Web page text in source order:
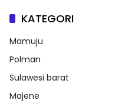
KATEGORI
Mamuju
Polman
Sulawesi barat
Majene